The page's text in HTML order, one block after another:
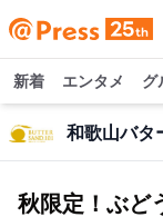
新着 エンタメ グ
和歌山バタ
秋限定！ぶど